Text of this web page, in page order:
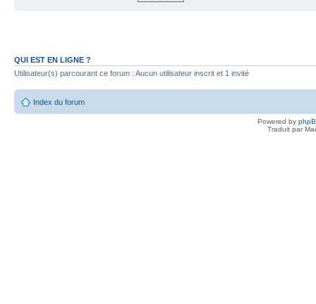
QUI EST EN LIGNE ?
Utilisateur(s) parcourant ce forum : Aucun utilisateur inscrit et 1 invité
Index du forum
Powered by
Traduit par